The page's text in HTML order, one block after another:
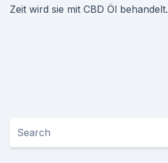
Zeit wird sie mit CBD Öl behandelt.